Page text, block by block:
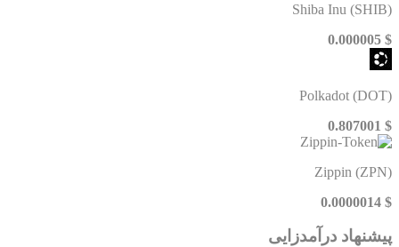
Shiba Inu (SHIB)
$ 0.000005
Polkadot (DOT)
$ 0.807001
Zippin (ZPN)
$ 0.0000014
پیشنهاد درآمدزایی